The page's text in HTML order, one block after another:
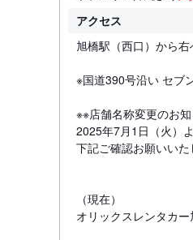
アクセス
旭橋駅（西口）から
※国道390号沿い セブ
※※店舗名称変更のお
2025年7月1日（火）
下記ご確認お願いいた
（現在）
オリックスレンタカ